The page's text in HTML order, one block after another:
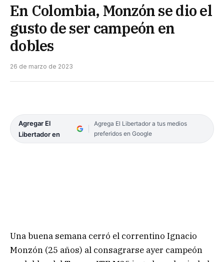
En Colombia, Monzón se dio el
gusto de ser campeón en
dobles
26 de marzo de 2023
Agregar El
Libertador en
Agrega El Libertador a tus medios
preferidos en Google
Una buena semana cerró el correntino Ignacio
Monzón (25 años) al consagrarse ayer campeón